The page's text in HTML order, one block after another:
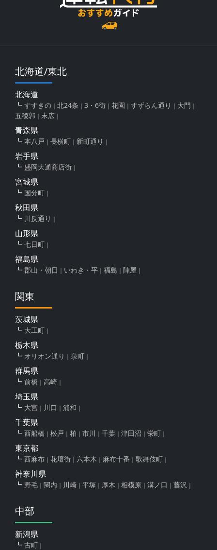
北海道/東北
北海道
すすきの 北24条 3・6街 花園 すずらん通り
大門
五稜郭
末広
青森県
本八戸 長横町 新町通り
岩手県
盛岡大通商店街
宮城県
国分町
秋田県
川反通り
山形県
七日町
福島県
郡山・朝日 いわき・平 福島 陣屋
関東
茨城県
大工町
栃木県
オリオン通り 泉町
群馬県
前橋 高崎
埼玉県
大宮 川口 浦和
千葉県
西船橋 松戸 柏 市川 千葉 津田沼 栄町
東京都
西麻布 花壇街 六本木 麻布十番 歌舞伎町
神奈川県
野毛 関内 川崎 平塚 厚木 相模原 溝ノ口 藤沢
中部
新潟県
古町